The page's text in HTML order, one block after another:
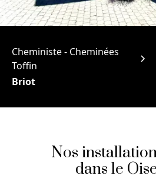
Cheministe - Cheminées
Toffin
Briot
Nos
dans le